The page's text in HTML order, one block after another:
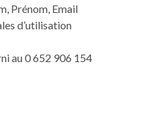
Prénom, Email
d’utilisation
au 0 652 906 154